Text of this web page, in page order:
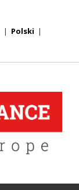
| Polski |